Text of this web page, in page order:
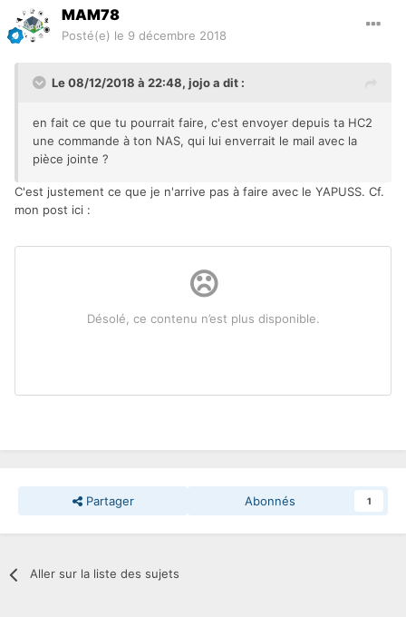
MAM78
Posté(e) le 9 décembre 2018
Le 08/12/2018 à 22:48, jojoa dit :
en fait ce que tu pourrait faire, c'est envoyer depuis ta HC2
une commande à ton NAS, qui lui enverrait le mail avec la
pièce jointe ?
C'est justement ce que je n'arrive pas à faire avec le YAPUSS. Cf.
mon post ici :
Partager Abonnés 1
Aller sur la liste des sujets